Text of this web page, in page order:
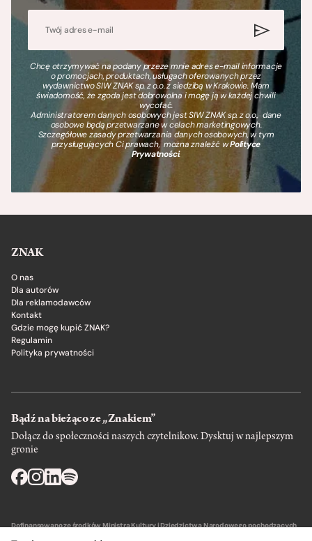
Chcę otrzymywać na podany przeze mnie adres e-mail informacje
o promocjach, produktach, usługach oferowanych przez
wydawnictwo SIW ZNAK sp. z o.o. z siedzibą w Krakowie. Mam
świadomość, że zgoda jest dobrowolna i mogę ją w każdej chwili
wycofać.
Administratorem danych osobowych jest SIW ZNAK sp. z o.o., dane
osobowe będą przetwarzane w celach marketingowych.
Szczegółowe zasady przetwarzania danych osobowych, w tym
przysługujących Ci prawach, można znaleźć wPolityce
Prywatności.
ZNAK
O nas
Dla autorów
Dla reklamodawców
Kontakt
Gdzie mogę kupić ZNAK?
Regulamin
Polityka prywatności
Bądź na bieżąco ze „Znakiem”
Dołącz do społeczności naszych czytelnikow. Dysktuj w najlepszym
gronie
Dofinansowano ze środków Ministra Kultury i Dziedzictwa Narodowego pochodzących